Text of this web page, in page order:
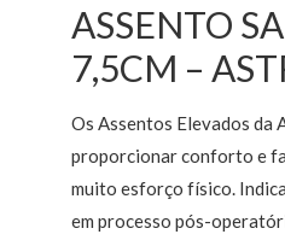
ASSENTO
7,5CM –
Os Assentos Elevados da
proporcionar conforto e
muito esforço físico.
em processo pós-